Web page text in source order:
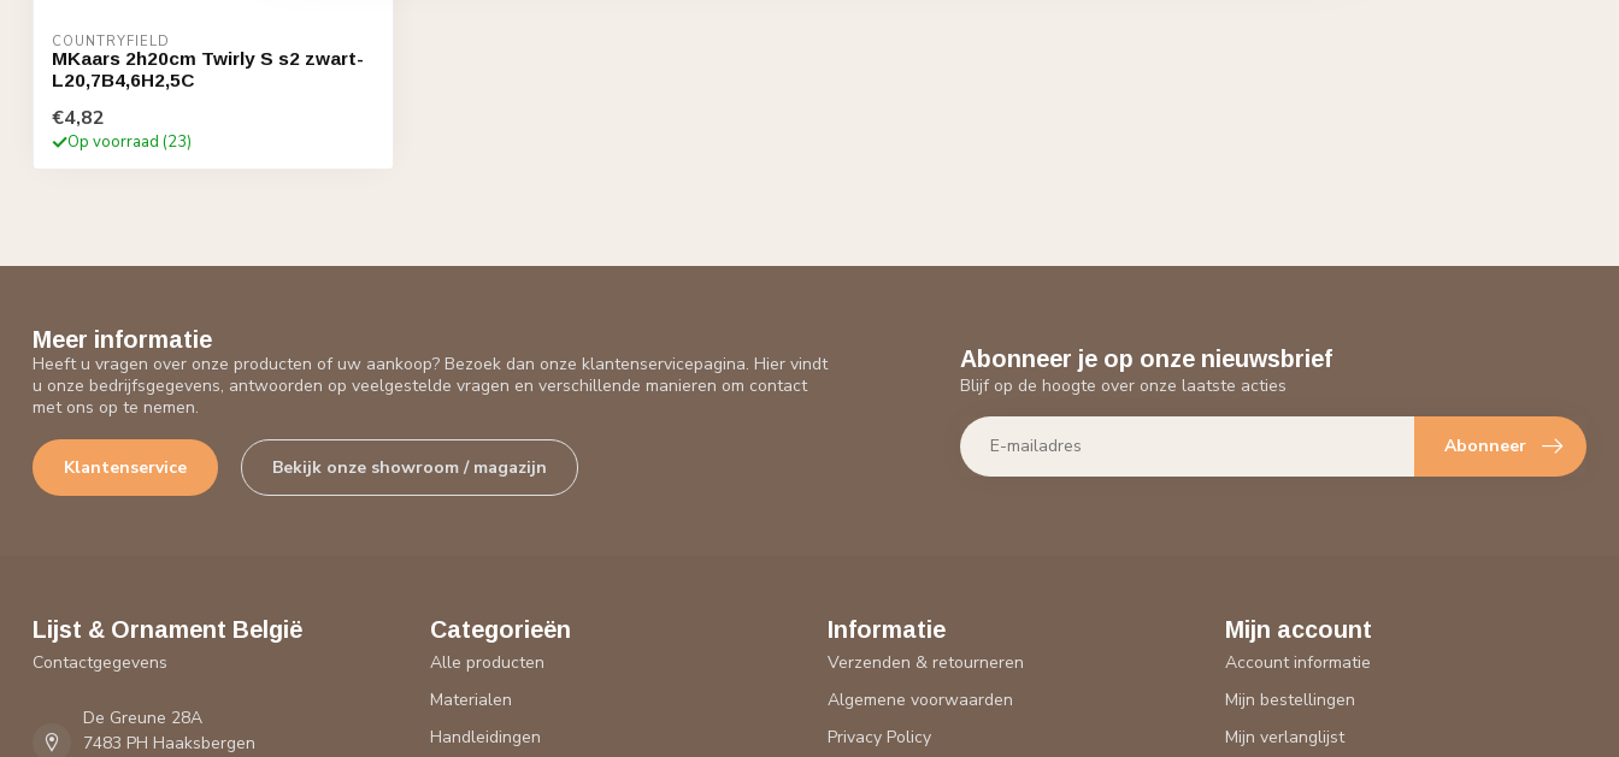
COUNTRYFIELD
MKaars 2h20cm Twirly S s2 zwart-
L20,7B4,6H2,5C
€4,82
Op voorraad (23)
Meer informatie
Heeft u vragen over onze producten of uw aankoop? Bezoek dan onze klantenservicepagina. Hier vindt
u onze bedrijfsgegevens, antwoorden op veelgestelde vragen en verschillende manieren om contact
met ons op te nemen.
Klantenservice Bekijk onze showroom / magazijn
Abonneer je op onze nieuwsbrief
Blijf op de hoogte over onze laatste acties
Abonneer
Lijst & Ornament België
Contactgegevens
De Greune 28A
7483 PH Haaksbergen
Categorieën
Alle producten
Materialen
Handleidingen
Informatie
Verzenden & retourneren
Algemene voorwaarden
Privacy Policy
Mijn account
Account informatie
Mijn bestellingen
Mijn verlanglijst